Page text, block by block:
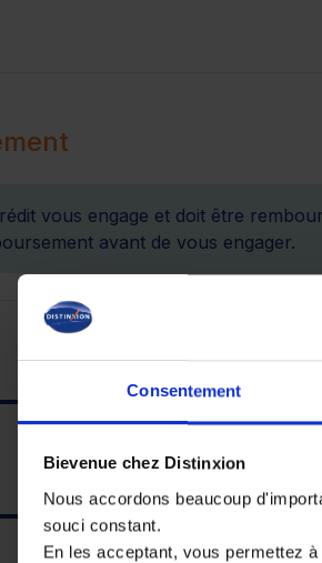
Consentement
Bievenue chez Distinxion
Nous accordons beaucoup
souci constant.
En les acceptant, vous permettez
vous engage et doit être
avant de vous engager.